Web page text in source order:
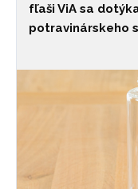
fľaši ViA sa
potravinárskeho